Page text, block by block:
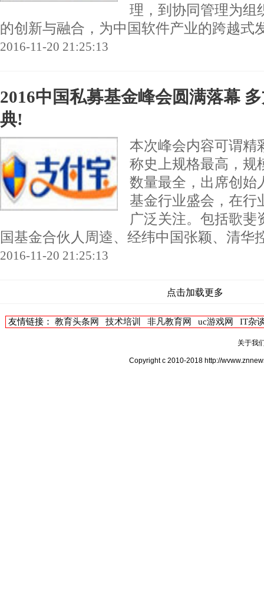
理，到协同管理为组
的创新与融合，为中国软件产业的跨越式
2016-11-20 21:25:13
2016中国私募基金峰会圆满落幕
典!
本次峰会内容可谓精
称史上规格最高，规
数量最全，出席创始
基金行业盛会，在行
广泛关注。包括歌斐
国基金合伙人周逵、经纬中国张颖、清华
2016-11-20 21:25:13
点击加载更多
友情链接： 教育头条网 技术培训 非凡教育网 uc游戏网 IT杂
关于我
Copyright c 2010-2018 http://